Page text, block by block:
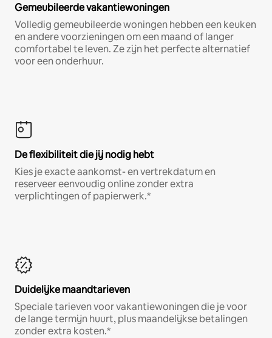
Gemeubileerde vakantiewoningen
Volledig gemeubileerde woningen hebben een keuken
en andere voorzieningen om een maand of langer
comfortabel te leven. Ze zijn het perfecte alternatief
voor een onderhuur.
De flexibiliteit die jij nodig hebt
Kies je exacte aankomst- en vertrekdatum en
reserveer eenvoudig online zonder extra
verplichtingen of papierwerk.*
Duidelijke maandtarieven
Speciale tarieven voor vakantiewoningen die je voor
de lange termijn huurt, plus maandelijkse betalingen
zonder extra kosten.*